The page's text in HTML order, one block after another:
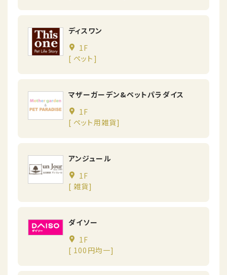
ディスワン
1F
[ ペット]
マザーガーデン&ペットパラダイス
1F
[ ペット用雑貨]
アンジュール
1F
[ 雑貨]
ダイソー
1F
[ 100円均一]